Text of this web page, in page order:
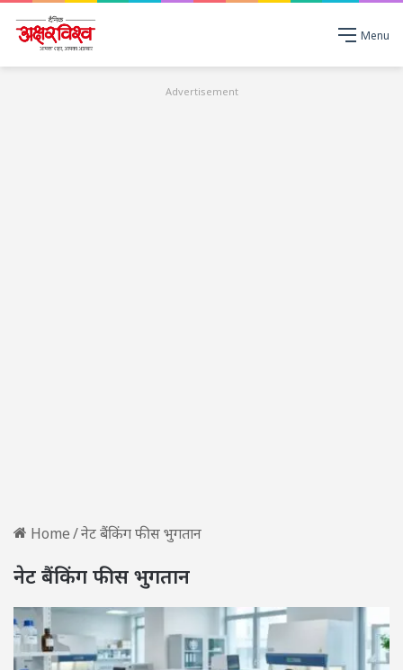
Menu
Advertisement
Home/नेट बैंकिंग फीस भुगतान
नेट बैंकिंग फीस भुगतान